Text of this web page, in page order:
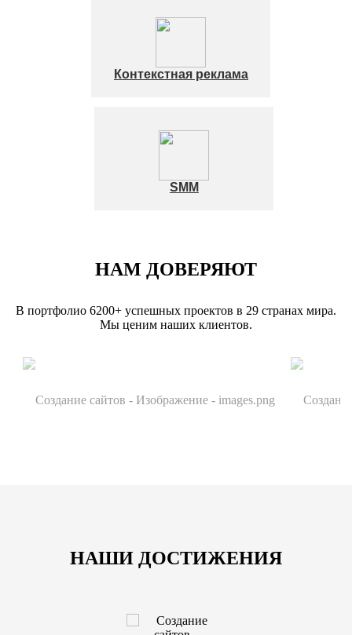
Контекстная реклама
SMM
НАМ ДОВЕРЯЮТ
В портфолио 6200+ успешных проектов в 29 странах мира.
Мы ценим наших клиентов.
НАШИ ДОСТИЖЕНИЯ